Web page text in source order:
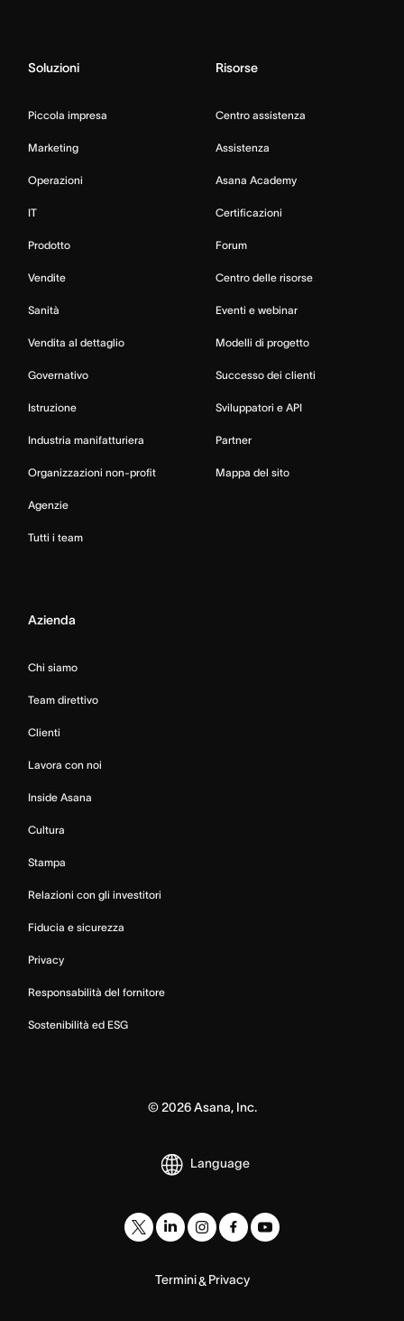
Soluzioni
Piccola impresa
Marketing
Operazioni
IT
Prodotto
Vendite
Sanità
Vendita al dettaglio
Governativo
Istruzione
Industria manifatturiera
Organizzazioni non-profit
Agenzie
Tutti i team
Risorse
Centro assistenza
Assistenza
Asana Academy
Certificazioni
Forum
Centro delle risorse
Eventi e webinar
Modelli di progetto
Successo dei clienti
Sviluppatori e API
Partner
Mappa del sito
Azienda
Chi siamo
Team direttivo
Clienti
Lavora con noi
Inside Asana
Cultura
Stampa
Relazioni con gli investitori
Fiducia e sicurezza
Privacy
Responsabilità del fornitore
Sostenibilità ed ESG
© 2026Asana, Inc.
Language
Termini& Privacy